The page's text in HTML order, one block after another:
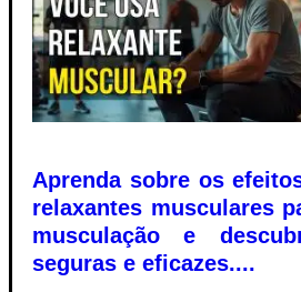
Aprenda sobre os
relaxantes musculares
musculação e
seguras e eficazes....